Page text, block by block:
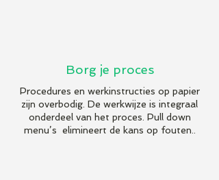
Borg je proces
Procedures en werkinstructies op papier
zijn overbodig. De werkwijze is integraal
onderdeel van het proces. Pull down
menu’s elimineert de kans op fouten..